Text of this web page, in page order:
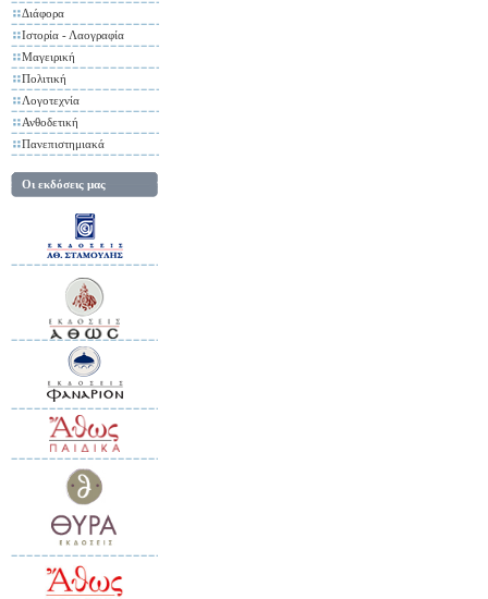
Διάφορα
Ιστορία - Λαογραφία
Μαγειρική
Πολιτική
Λογοτεχνία
Ανθοδετική
Πανεπιστημιακά
Οι εκδόσεις μας